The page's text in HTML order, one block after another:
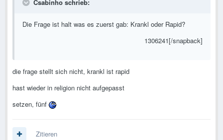
Csabinho schrieb:
Die Frage ist halt was es zuerst gab: Krankl oder Rapid?
1306241[/snapback]
die frage stellt sich nicht, krankl ist rapid
hast wieder in religion nicht aufgepasst
setzen, fünf
Zitieren